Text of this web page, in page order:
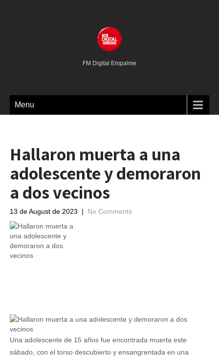
FM Digital Empalme
Menu
Hallaron muerta a una
adolescente y demoraron
a dos vecinos
13 de August de 2023 | No Comments
Una adolescente de 15 años fue encontrada muerta este
sábado, con el torso descubierto y ensangrentada en una